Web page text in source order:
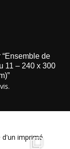
de
11 – 240 x 300